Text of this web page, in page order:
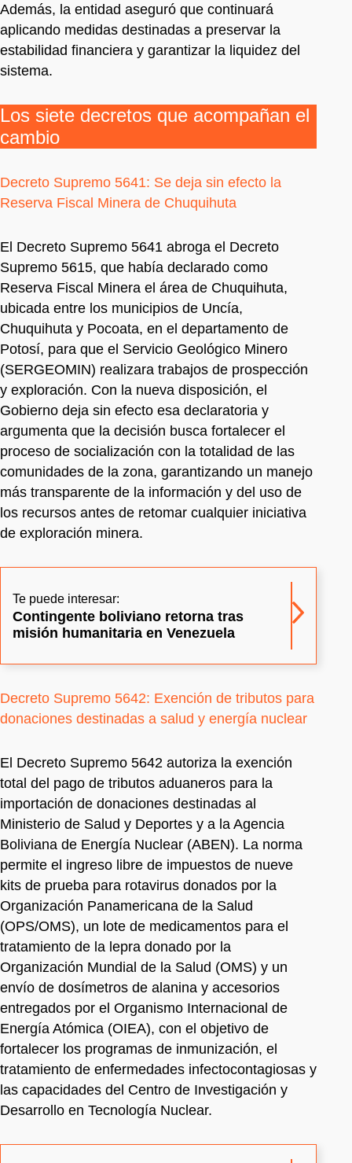
Además, la entidad aseguró que continuará
aplicando medidas destinadas a preservar la
estabilidad financiera y garantizar la liquidez del
sistema.
Los siete decretos que acompañan el
cambio
Decreto Supremo 5641: Se deja sin efecto la
Reserva Fiscal Minera de Chuquihuta
El Decreto Supremo 5641 abroga el Decreto
Supremo 5615, que había declarado como
Reserva Fiscal Minera el área de Chuquihuta,
ubicada entre los municipios de Uncía,
Chuquihuta y Pocoata, en el departamento de
Potosí, para que el Servicio Geológico Minero
(SERGEOMIN) realizara trabajos de prospección
y exploración. Con la nueva disposición, el
Gobierno deja sin efecto esa declaratoria y
argumenta que la decisión busca fortalecer el
proceso de socialización con la totalidad de las
comunidades de la zona, garantizando un manejo
más transparente de la información y del uso de
los recursos antes de retomar cualquier iniciativa
de exploración minera.
Te puede interesar:
Contingente boliviano retorna tras
misión humanitaria en Venezuela
Decreto Supremo 5642: Exención de tributos para
donaciones destinadas a salud y energía nuclear
El Decreto Supremo 5642 autoriza la exención
total del pago de tributos aduaneros para la
importación de donaciones destinadas al
Ministerio de Salud y Deportes y a la Agencia
Boliviana de Energía Nuclear (ABEN). La norma
permite el ingreso libre de impuestos de nueve
kits de prueba para rotavirus donados por la
Organización Panamericana de la Salud
(OPS/OMS), un lote de medicamentos para el
tratamiento de la lepra donado por la
Organización Mundial de la Salud (OMS) y un
envío de dosímetros de alanina y accesorios
entregados por el Organismo Internacional de
Energía Atómica (OIEA), con el objetivo de
fortalecer los programas de inmunización, el
tratamiento de enfermedades infectocontagiosas y
las capacidades del Centro de Investigación y
Desarrollo en Tecnología Nuclear.